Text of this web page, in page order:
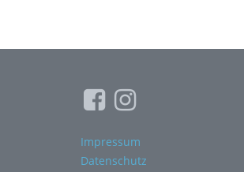
Impressum
Datenschutz